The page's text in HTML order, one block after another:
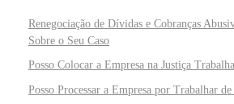
Renegociação de Dívidas e Cobranças
Sobre o Seu Caso
Posso Colocar a Empresa na Justiça
Posso Processar a Empresa por Trabalhar de